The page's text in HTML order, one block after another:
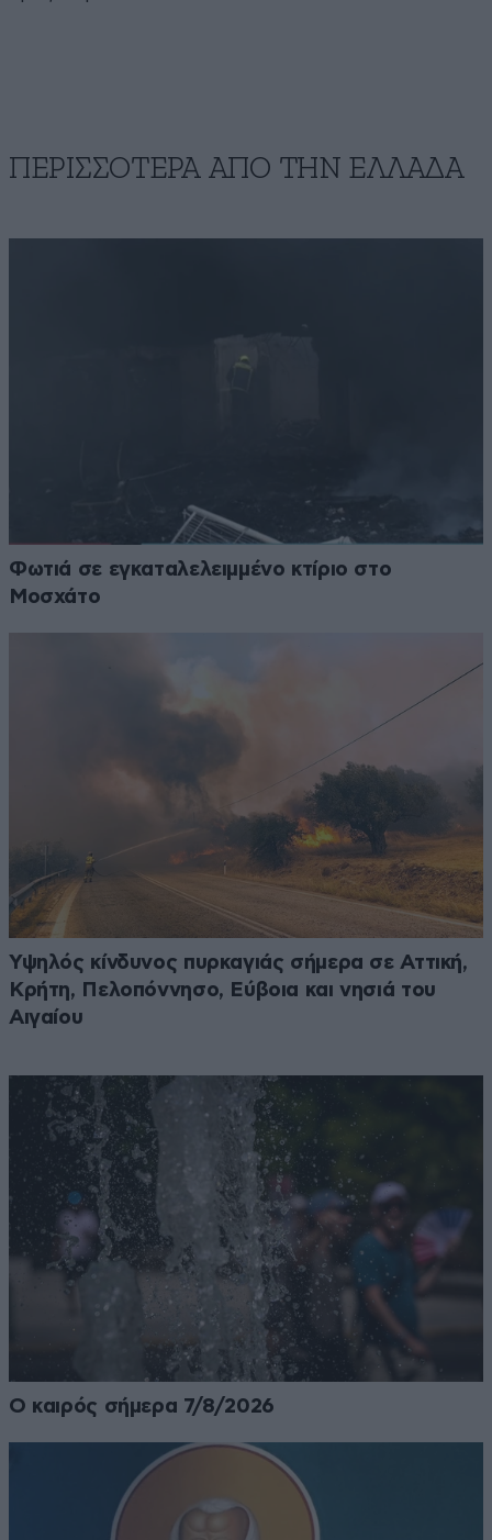
ΠΕΡΙΣΣΟΤΕΡΑ ΑΠΟ ΤΗΝ ΕΛΛΑΔΑ
Φωτιά σε εγκαταλελειμμένο κτίριο στο
Μοσχάτο
Υψηλός κίνδυνος πυρκαγιάς σήμερα σε Αττική,
Κρήτη, Πελοπόννησο, Εύβοια και νησιά του
Αιγαίου
Ο καιρός σήμερα 7/8/2026